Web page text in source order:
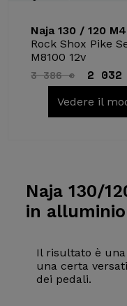
Naja 130 / 120 M4
Rock Shox Pike
M8100 12v
3 386 € 2 032
Vedere il
Naja 130/
in alluminio
Il risultato è
una certa
dei pedali.